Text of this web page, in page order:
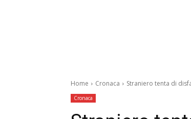
Home Cronaca Straniero tenta di
Cronaca